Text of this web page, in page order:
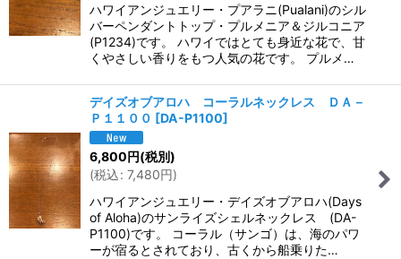
ハワイアンジュエリー・プアラニ(Pualani)のシル
バーペンダントトップ・プルメニア＆ジルコニア
(P1234)です。 ハワイではとても身近な花で、甘
くやさしい香りをもつ人気の花です。 プルメ…
デイズオブアロハ コーラルネックレス ＤＡ－
Ｐ１１００ [DA-P1100]
6,800円(税別)
(税込: 7,480円)
ハワイアンジュエリー・デイズオブアロハ(Days
of Aloha)のサンライズシェルネックレス (DA-
P1100)です。 コーラル（サンゴ）は、海のパワ
ーが宿るとされており、古くから船乗りた…